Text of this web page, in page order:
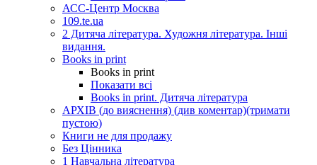
АСС-Центр Москва
109.te.ua
2 Дитяча література. Художня література. Інші
видання.
Books in print
Books in print
Показати всі
Books in print. Дитяча література
АРХІВ (до вияснення) (див коментар)(тримати
пустою)
Книги не для продажу
Без Цінника
1 Навчальна література